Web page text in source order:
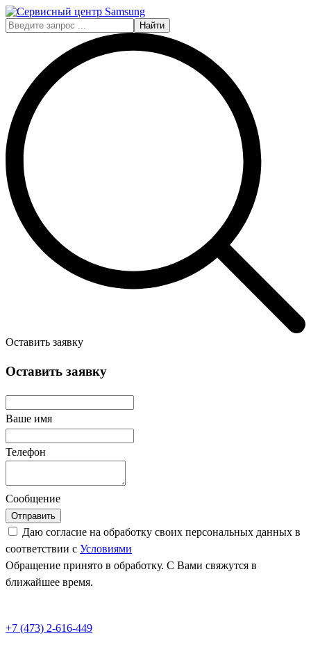
Найти
Оставить заявку
Оставить заявку
Ваше имя
Телефон
Сообщение
Отправить
Даю согласие на обработку своих персональных данных в
соответствии с Условиями
Обращение принято в обработку. С Вами свяжутся в
ближайшее время.
+7 (473) 2-616-449